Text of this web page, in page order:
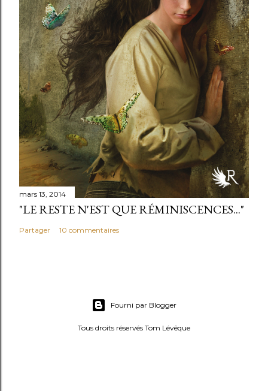
mars 13, 2014
"LE RESTE N'EST QUE RÉMINISCENCES..."
Partager 10 commentaires
Fourni par Blogger
Tous droits réservés Tom Lévêque